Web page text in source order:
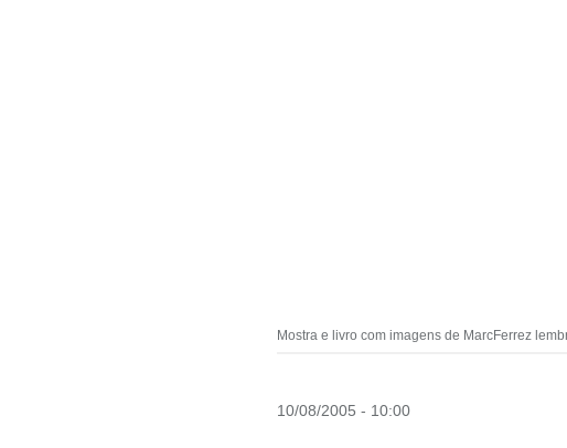
Mostra e livro com imagens de MarcFerrez
10/08/2005 - 10:00